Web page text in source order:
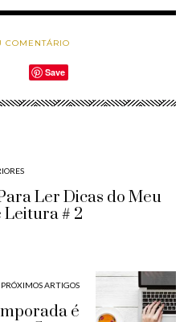
COMENTÁRIO
Save
Ler Dicas do Meu
Leitura # 2
PRÓXIMOS ARTIGOS
é